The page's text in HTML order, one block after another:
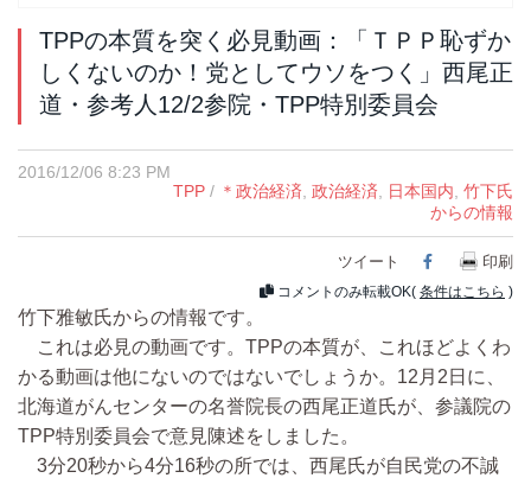
TPPの本質を突く必見動画：「ＴＰＰ恥ずか
しくないのか！党としてウソをつく」西尾正
道・参考人12/2参院・TPP特別委員会
2016/12/06 8:23 PM
TPP / ＊政治経済 政治経済 日本国内 竹下氏
からの情報
ツイート Facebook
印刷
コメントのみ転載OK( 条件はこちら )
竹下雅敏氏からの情報です。
これは必見の動画です。TPPの本質が、これほどよくわ
かる動画は他にないのではないでしょうか。12月2日に、
北海道がんセンターの名誉院長の西尾正道氏が、参議院の
TPP特別委員会で意見陳述をしました。
3分20秒から4分16秒の所では、西尾氏が自民党の不誠